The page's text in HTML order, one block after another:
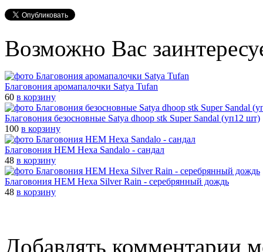
Возможно Вас
Благовония аромапалочки Satya Tufan
60 в корзину
Благовония безосновные Satya dhoop stk Super Sandal (уп12 шт)
100 в корзину
Благовония HEM Hexa Sandalo - сандал
48 в корзину
Благовония HEM Hexa Silver Rain - серебрянный дождь
48 в корзину
Добавлять комментарии